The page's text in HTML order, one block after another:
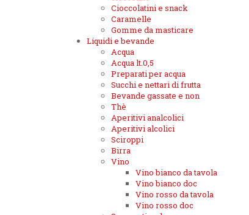
Cioccolatini e snack
Caramelle
Gomme da masticare
Liquidi e bevande
Acqua
Acqua lt.0,5
Preparati per acqua
Succhi e nettari di frutta
Bevande gassate e non
Thè
Aperitivi analcolici
Aperitivi alcolici
Sciroppi
Birra
Vino
Vino bianco da tavola
Vino bianco doc
Vino rosso da tavola
Vino rosso doc